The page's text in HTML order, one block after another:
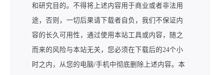
和研究目的。不得将上述内容用于商业或者非法用
途，否则，一切后果请下载者自负，我们不保证内
容的长久可用性，通过使用本站工具或内容，随之
而来的风险与本站无关，您必须在下载后的24个小
时之内，从您的电脑/手机中彻底删除上述内容。本